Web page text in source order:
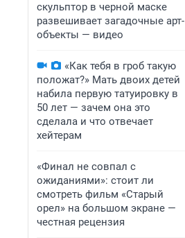
скульптор в черной маске
развешивает загадочные арт-
объекты — видео
«Как тебя в гроб такую
положат?» Мать двоих детей
набила первую татуировку в
50 лет — зачем она это
сделала и что отвечает
хейтерам
«Финал не совпал с
ожиданиями»: стоит ли
смотреть фильм «Старый
орел» на большом экране —
честная рецензия